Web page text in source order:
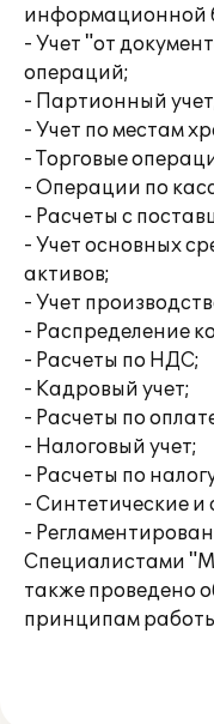
информационной
- Учет "от
операций;
- Партионный
- Учет по местам
- Торговые
- Операции по
- Расчеты с
- Учет основных
активов;
- Учет
- Распределение
- Расчеты по НДС;
- Кадровый учет;
- Расчеты по
- Налоговый учет;
- Расчеты по
- Синтетические и
-
Специалистами
также проведено
принципам